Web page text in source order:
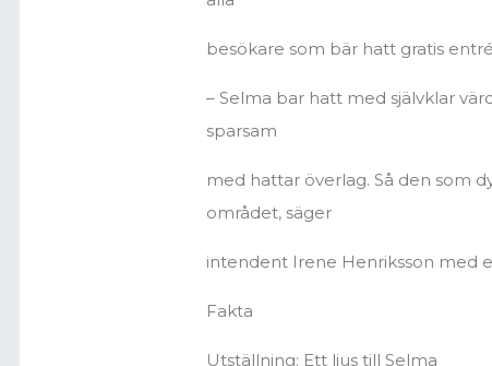
besökare som bär hatt gratis
– Selma bar hatt med självklar
sparsam
med hattar överlag. Så den som
området, säger
intendent Irene Henriksson med
Fakta
Utställning: Ett ljus till Selma